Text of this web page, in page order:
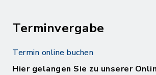
Terminvergabe
Termin online buchen
Hier gelangen Sie zu unserer